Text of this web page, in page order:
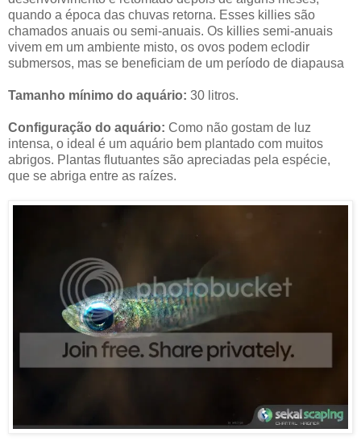
quando a época das chuvas retorna. Esses killies são
chamados anuais ou semi-anuais. Os killies semi-anuais
vivem em um ambiente misto, os ovos podem eclodir
submersos, mas se beneficiam de um período de diapausa
Tamanho mínimo do aquário: 30 litros.
Configuração do aquário: Como não gostam de luz
intensa, o ideal é um aquário bem plantado com muitos
abrigos. Plantas flutuantes são apreciadas pela espécie,
que se abriga entre as raízes.